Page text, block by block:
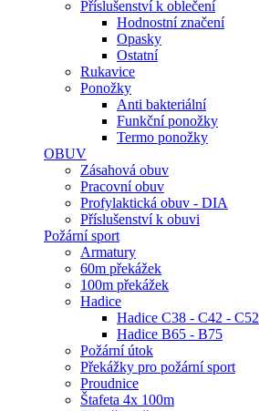
Příslušenství k oblečení
Hodnostní značení
Opasky
Ostatní
Rukavice
Ponožky
Anti bakteriální
Funkční ponožky
Termo ponožky
OBUV
Zásahová obuv
Pracovní obuv
Profylaktická obuv - DIA
Příslušenství k obuvi
Požární sport
Armatury
60m překážek
100m překážek
Hadice
Hadice C38 - C42 - C52
Hadice B65 - B75
Požární útok
Překážky pro požární sport
Proudnice
Štafeta 4x 100m